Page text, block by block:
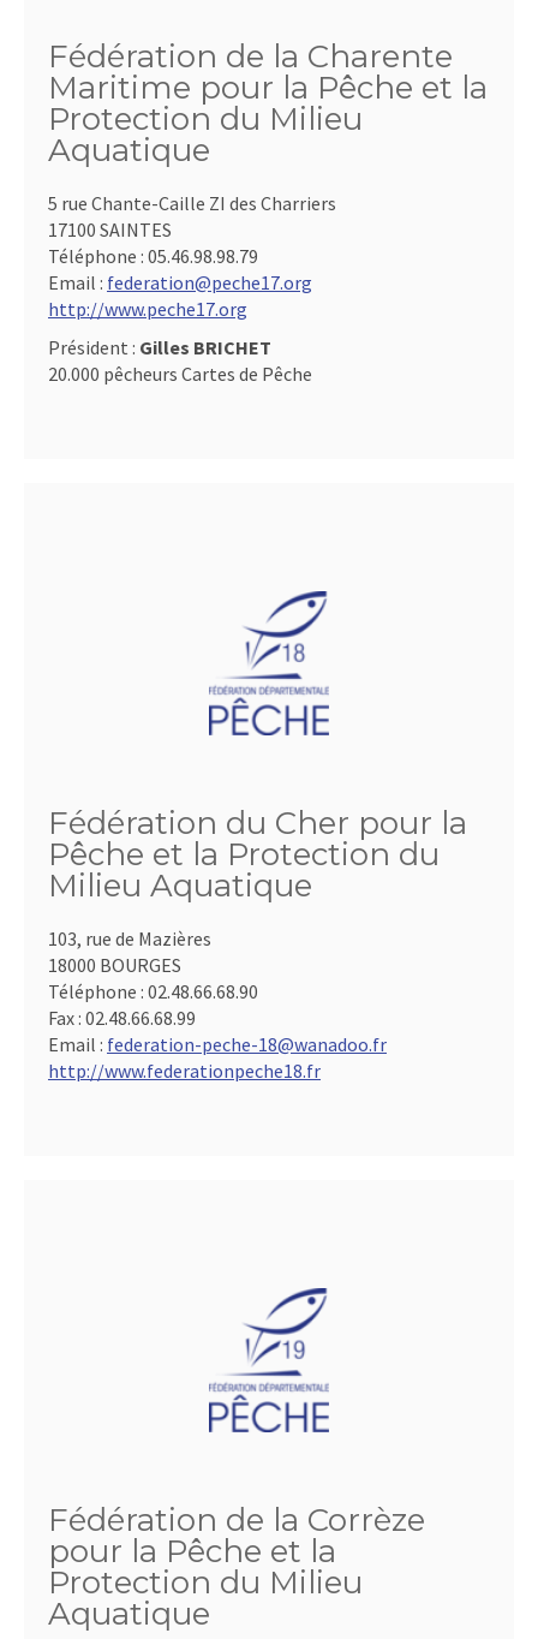
Fédération de la Charente
Maritime pour la Pêche et la
Protection du Milieu
Aquatique
5 rue Chante-Caille ZI des Charriers
17100 SAINTES
Téléphone : 05.46.98.98.79
Email : federation@peche17.org
http://www.peche17.org
Président : Gilles BRICHET
20.000 pêcheurs Cartes de Pêche
Fédération du Cher pour la
Pêche et la Protection du
Milieu Aquatique
103, rue de Mazières
18000 BOURGES
Téléphone : 02.48.66.68.90
Fax : 02.48.66.68.99
Email : federation-peche-18@wanadoo.fr
http://www.federationpeche18.fr
Fédération de la Corrèze
pour la Pêche et la
Protection du Milieu
Aquatique